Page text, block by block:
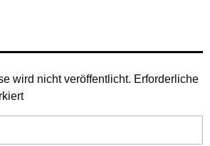
wird nicht veröffentlicht. Erforderliche